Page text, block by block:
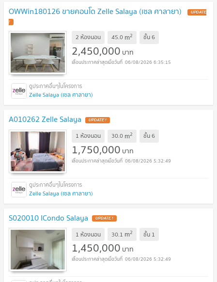
OWWin180126 ขายคอนโด Zelle Salaya (เซล ศาลายา)
2 ห้องนอน 45.0 m2 ชั้น6
2,450,000 บาท
06/08/2026 6:35:15
Zelle Salaya (เซล ศาลายา)
A010262 Zelle Salaya
1 ห้องนอน 30.0 m2 ชั้น6
1,750,000 บาท
06/08/2026 5:32:49
Zelle Salaya (เซล ศาลายา)
S020010 ICondo Salaya
1 ห้องนอน 30.1 m2 ชั้น 1
1,450,000 บาท
06/08/2026 5:32:49